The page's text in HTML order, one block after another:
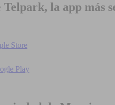
Telpark, la app más
Store
Play